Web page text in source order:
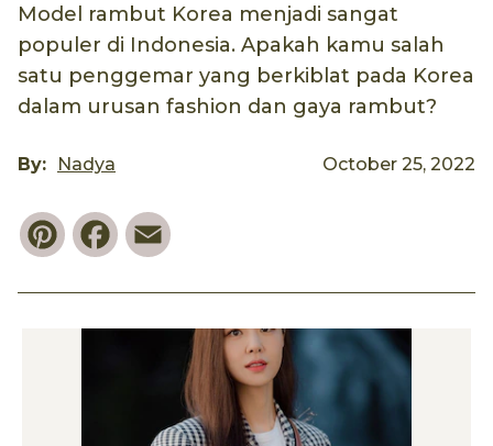
Model rambut Korea menjadi sangat
populer di Indonesia. Apakah kamu salah
satu penggemar yang berkiblat pada Korea
dalam urusan fashion dan gaya rambut?
By: Nadya October 25, 2022
PinterestFacebook